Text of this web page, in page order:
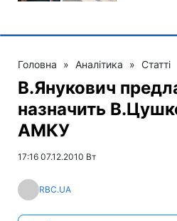
Головна » Аналітика » Статті
В.Янукович
назначить
АМКУ
17:16 07.12.2010 Вт
RBC.UA